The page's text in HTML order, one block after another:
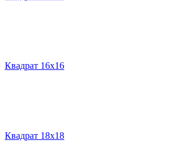
Квадрат 16х16
Квадрат 18х18